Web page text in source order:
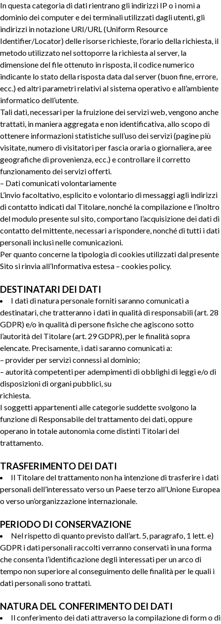
In questa categoria di dati rientrano gli indirizzi IP o i nomi a
dominio dei computer e dei terminali utilizzati dagli utenti, gli
indirizzi in notazione URI/URL (Uniform Resource
Identifier/Locator) delle risorse richieste, l’orario della richiesta, il
metodo utilizzato nel sottoporre la richiesta al server, la
dimensione del file ottenuto in risposta, il codice numerico
indicante lo stato della risposta data dal server (buon fine, errore,
ecc.) ed altri parametri relativi al sistema operativo e all’ambiente
informatico dell’utente.
Tali dati, necessari per la fruizione dei servizi web, vengono anche
trattati, in maniera aggregata e non identificativa, allo scopo di
ottenere informazioni statistiche sull’uso dei servizi (pagine più
visitate, numero di visitatori per fascia oraria o giornaliera, aree
geografiche di provenienza, ecc.) e controllare il corretto
funzionamento dei servizi offerti.
– Dati comunicati volontariamente
L’invio facoltativo, esplicito e volontario di messaggi agli indirizzi
di contatto indicati dal Titolare, nonché la compilazione e l’inoltro
del modulo presente sul sito, comportano l’acquisizione dei dati di
contatto del mittente, necessari a rispondere, nonché di tutti i dati
personali inclusi nelle comunicazioni.
Per quanto concerne la tipologia di cookies utilizzati dal presente
Sito si rinvia all’Informativa estesa – cookies policy.
DESTINATARI DEI DATI
I dati di natura personale forniti saranno comunicati a
destinatari, che tratteranno i dati in qualità di responsabili (art. 28
GDPR) e/o in qualità di persone fisiche che agiscono sotto
l’autorità del Titolare (art. 29 GDPR), per le finalità sopra
elencate. Precisamente, i dati saranno comunicati a:
– provider per servizi connessi al dominio;
– autorità competenti per adempimenti di obblighi di leggi e/o di
disposizioni di organi pubblici, su
richiesta.
I soggetti appartenenti alle categorie suddette svolgono la
funzione di Responsabile del trattamento dei dati, oppure
operano in totale autonomia come distinti Titolari del
trattamento.
TRASFERIMENTO DEI DATI
Il Titolare del trattamento non ha intenzione di trasferire i dati
personali dell’interessato verso un Paese terzo all’Unione Europea
o verso un’organizzazione internazionale.
PERIODO DI CONSERVAZIONE
Nel rispetto di quanto previsto dall’art. 5, paragrafo, 1 lett. e)
GDPR i dati personali raccolti verranno conservati in una forma
che consenta l’identificazione degli interessati per un arco di
tempo non superiore al conseguimento delle finalità per le quali i
dati personali sono trattati.
NATURA DEL CONFERIMENTO DEI DATI
Il conferimento dei dati attraverso la compilazione di form o di